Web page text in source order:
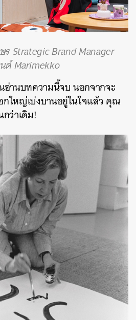
Strategic Brand Manager
ด์ Marimekko
อ่านบทความนี้จบ นอกจากจะ
กใหญ่เบ่งบานอยู่ในใจแล้ว คุณ
ว่าเดิม!